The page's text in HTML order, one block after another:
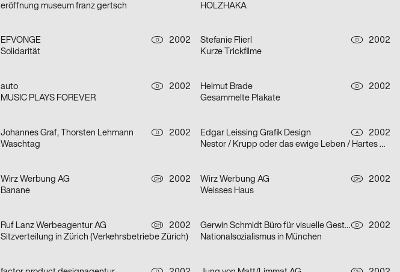
eröffnung museum franz gertsch
HOLZHAKA
EFVONGE D
2002
Solidarität
Stefanie Flierl D
2002
Kurze Trickfilme
auto D
2002
MUSIC PLAYS FOREVER
Helmut Brade D
2002
Gesammelte Plakate
Johannes Graf, Thorsten Lehmann D
2002
Waschtag
Edgar Leissing Grafik Design A
2002
Nestor / Krupp oder das ewige Leben / Hartes Herz – Serie von drei Plakaten
Wirz Werbung AG CH
2002
Banane
Wirz Werbung AG CH
2002
Weisses Haus
Ruf Lanz Werbeagentur AG CH
2002
Sitzverteilung in Zürich (Verkehrsbetriebe Zürich)
Gerwin Schmidt Büro für visuelle Gestaltung D
2002
Nationalsozialismus in München